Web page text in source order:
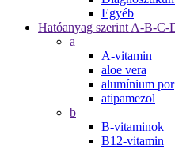
Egyéb
Hatóanyag szerint A-B-C-
a
A-vitamin
aloe vera
alumínium por
atipamezol
b
B-vitaminok
B12-vitamin